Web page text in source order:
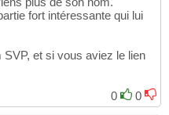
fort intéressante qui lui
et si vous aviez le lien
0
0